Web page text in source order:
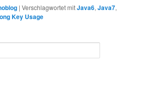
|Verschlagwortet mitJava6,Java7,
Key Usage